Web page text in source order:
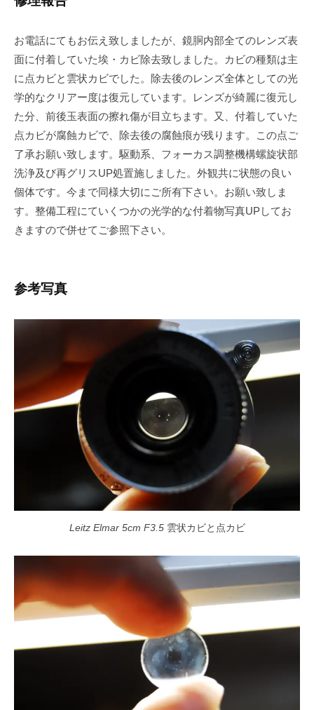
お電話にてもお伝え致しましたが、鏡胴内部全てのレンズ表
面に付着していた埃・カビ除去致しました。カビの種類は主
に点カビと雲状カビでした。除去後のレンズ全体としての光
学的なクリアー度は復元しています。レンズが綺麗に復元し
た分、前後玉表面の擦れ傷が目立ちます。又、付着していた
点カビが腐蝕カビで、除去後の腐蝕痕が残ります。この点ご
了承お願い致します。駆動系、フォーカス調整機構螺旋状部
洗浄及び再グリスUP処置施しました。外観共に状態の良い
個体です。今まで同様大切にご所有下さい。お願い致しま
す。整備工程にていくつかの光学的な付着物写真UPしてお
きますので併せてご参照下さい。
参考写真
Leitz Elmar 5cm F3.5雲状カビと点カビ